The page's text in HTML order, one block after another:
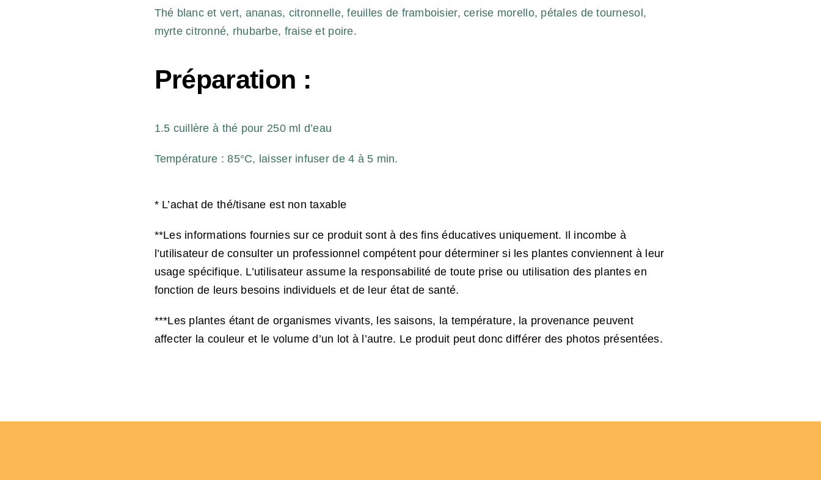
Thé blanc et vert, ananas, citronnelle, feuilles de framboisier, cerise morello, pétales de tournesol,
myrte citronné, rhubarbe, fraise et poire.
Préparation :
1.5 cuillère à thé pour 250 ml d’eau
Température : 85°C, laisser infuser de 4 à 5 min.
* L’achat de thé/tisane est non taxable
**Les informations fournies sur ce produit sont à des fins éducatives uniquement. Il incombe à
l’utilisateur de consulter un professionnel compétent pour déterminer si les plantes conviennent à leur
usage spécifique. L’utilisateur assume la responsabilité de toute prise ou utilisation des plantes en
fonction de leurs besoins individuels et de leur état de santé.
***Les plantes étant de organismes vivants, les saisons, la température, la provenance peuvent
affecter la couleur et le volume d’un lot à l’autre. Le produit peut donc différer des photos présentées.